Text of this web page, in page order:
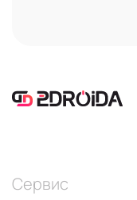
Сервис